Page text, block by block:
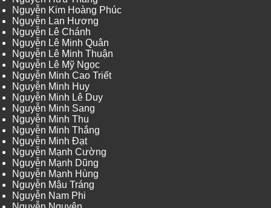
Nguyễn Kim Hoàng Phúc
Nguyễn Lan Hương
Nguyễn Lê Chánh
Nguyễn Lê Minh Quân
Nguyễn Lê Minh Thuận
Nguyễn Lê Mỹ Ngọc
Nguyễn Minh Cao Triết
Nguyễn Minh Huy
Nguyễn Minh Lê Duy
Nguyễn Minh Sang
Nguyễn Minh Thu
Nguyễn Minh Thắng
Nguyễn Minh Đạt
Nguyễn Mạnh Cường
Nguyễn Mạnh Dũng
Nguyễn Mạnh Hùng
Nguyễn Mậu Tráng
Nguyễn Nam Phi